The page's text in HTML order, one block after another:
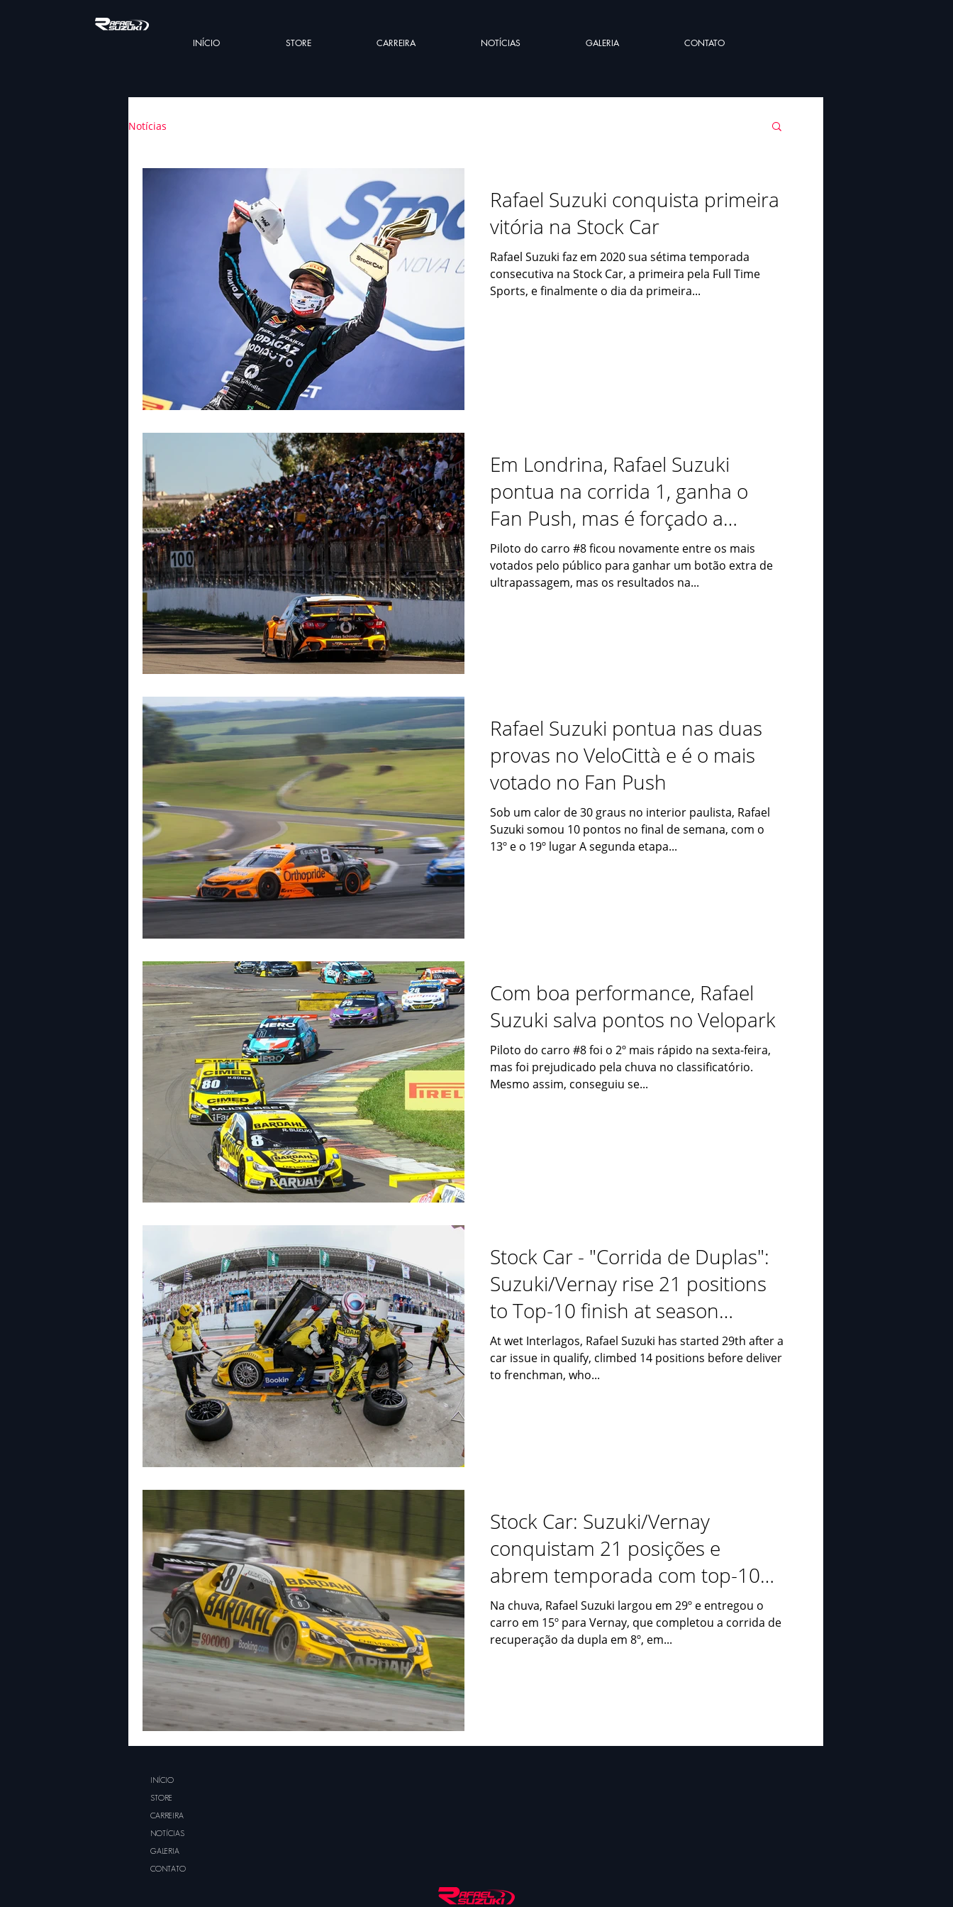
INÍCIO STORE CARREIRA NOTÍCIAS GALERIA CONTATO
Notícias
Rafael Suzuki conquista primeira
vitória na Stock Car
Rafael Suzuki faz em 2020 sua sétima temporada
consecutiva na Stock Car, a primeira pela Full Time
Sports, e finalmente o dia da primeira...
Em Londrina, Rafael Suzuki
pontua na corrida 1, ganha o
Fan Push, mas é forçado a
abandonar na 2ª
Piloto do carro #8 ficou novamente entre os mais
votados pelo público para ganhar um botão extra de
ultrapassagem, mas os resultados na...
Rafael Suzuki pontua nas duas
provas no VeloCittà e é o mais
votado no Fan Push
Sob um calor de 30 graus no interior paulista, Rafael
Suzuki somou 10 pontos no final de semana, com o
13º e o 19º lugar A segunda etapa...
Com boa performance, Rafael
Suzuki salva pontos no Velopark
Piloto do carro #8 foi o 2º mais rápido na sexta-feira,
mas foi prejudicado pela chuva no classificatório.
Mesmo assim, conseguiu se...
Stock Car - "Corrida de Duplas":
Suzuki/Vernay rise 21 positions
to Top-10 finish at season
opener
At wet Interlagos, Rafael Suzuki has started 29th after a
car issue in qualify, climbed 14 positions before deliver
to frenchman, who...
Stock Car: Suzuki/Vernay
conquistam 21 posições e
abrem temporada com top-10
na Corrida de Duplas
Na chuva, Rafael Suzuki largou em 29º e entregou o
carro em 15º para Vernay, que completou a corrida de
recuperação da dupla em 8º, em...
INÍCIO
STORE
CARREIRA
NOTÍCIAS
GALERIA
CONTATO